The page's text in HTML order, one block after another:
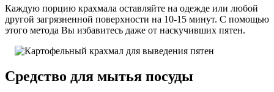
Каждую порцию крахмала оставляйте на одежде или любой
другой загрязненной поверхности на 10-15 минут. С помощью
этого метода Вы избавитесь даже от наскучивших пятен.
Средство для мытья посуды